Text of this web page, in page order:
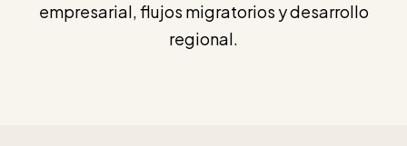
empresarial, flujos migratorios y desarrollo
regional.